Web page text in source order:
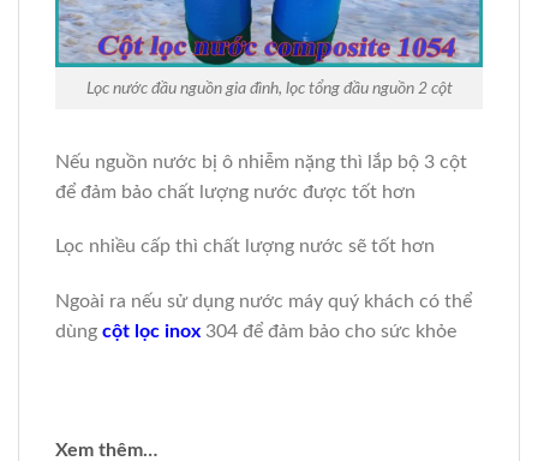
Lọc nước đầu nguồn gia đình, lọc tổng đầu nguồn 2 cột
Nếu nguồn nước bị ô nhiễm nặng thì lắp bộ 3 cột
để đảm bảo chất lượng nước được tốt hơn
Lọc nhiều cấp thì chất lượng nước sẽ tốt hơn
Ngoài ra nếu sử dụng nước máy quý khách có thể
dùng cột lọc inox 304 để đảm bảo cho sức khỏe
Xem thêm…